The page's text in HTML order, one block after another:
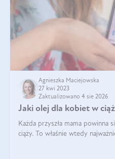
Agnieszka Maciejowska
27 kwi 2023
Zaktualizowano 4 sie 2026
Jaki olej dla kobiet w
Każda przyszła mama powinna
ciąży. To właśnie wtedy